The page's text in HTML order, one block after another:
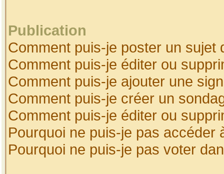
Publication
Comment puis-je poster un sujet
Comment puis-je éditer ou
Comment puis-je ajouter une
Comment puis-je créer un
Comment puis-je éditer ou
Pourquoi ne puis-je pas accéder
Pourquoi ne puis-je pas voter